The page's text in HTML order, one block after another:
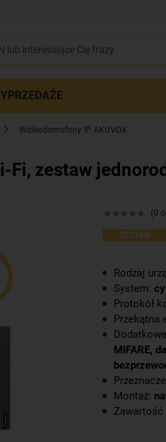
Wideodomofony IP AKUVOX
Fi, zestaw
(0
ZESTAW
Rodzaj
System:
Protokół
Przekątna
MIFARE,
Montaż:
Zawartość